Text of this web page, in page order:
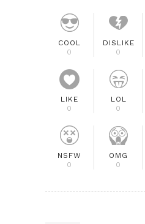
COOL
0
DISLIKE
0
LIKE
0
LOL
0
NSFW
0
OMG
0